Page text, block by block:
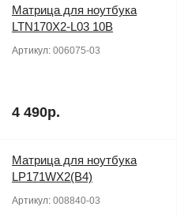
Матрица для ноутбука
LTN170X2-L03 10B
Артикул: 006075-03
4 490р.
Матрица для ноутбука
LP171WX2(B4)
Артикул: 008840-03